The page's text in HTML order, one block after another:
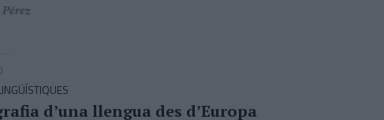
d’una llengua des d’Europa